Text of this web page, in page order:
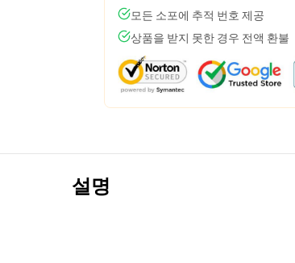
모든 소포에 추적 번호 제공
상품을 받지 못한 경우 전액 환불
설명